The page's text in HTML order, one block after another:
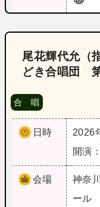
尾花輝代允（
どき合唱団
合 唱
日時
2026
開演
会場 神奈
ール